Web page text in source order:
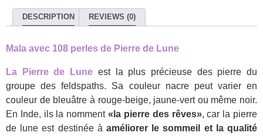
DESCRIPTION REVIEWS (0)
Mala avec 108 perles de Pierre de Lune
La Pierre de Lune est la plus précieuse des pierre du
groupe des feldspaths. Sa couleur nacre peut varier en
couleur de bleuâtre à rouge-beige, jaune-vert ou même noir.
En Inde, ils la nomment«la pierre des rêves», car la pierre
de lune est destinée à améliorer le sommeil et la qualité